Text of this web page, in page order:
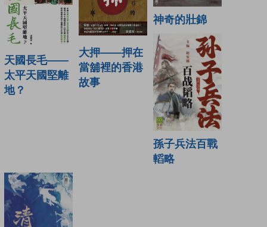
天國長毛——
太平天國堅離
地？
大押——押在
當舖裡的香港
故事
神奇的壯錦
孫子兵法百戰
轁略